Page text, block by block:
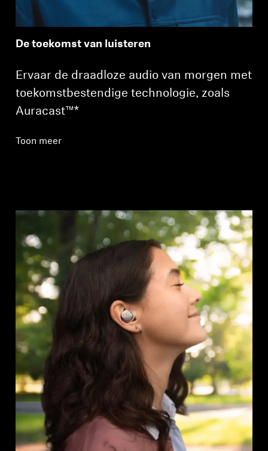
De toekomst van luisteren
Ervaar de draadloze audio van morgen met
toekomstbestendige technologie, zoals
Auracast™*
Toon meer